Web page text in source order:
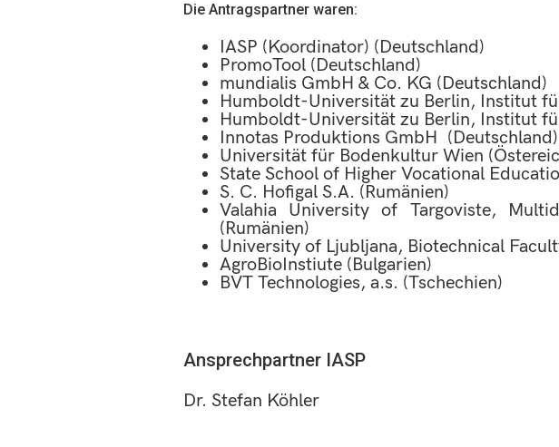
Die Antragspartner waren:
IASP (Koordinator) (Deutschland)
PromoTool (Deutschland)
mundialis GmbH & Co. KG (Deutschland)
Humboldt-Universität zu Berlin, Institut
Humboldt-Universität zu Berlin, Institut
Innotas Produktions GmbH (Deutschland)
Universität für Bodenkultur Wien
State School of Higher Vocational
S. C. Hofigal S.A. (Rumänien)
Valahia University of Targoviste,
(Rumänien)
University of Ljubljana, Biotechnical
AgroBioInstiute (Bulgarien)
BVT Technologies, a.s. (Tschechien)
Ansprechpartner IASP
Dr. Stefan Köhler